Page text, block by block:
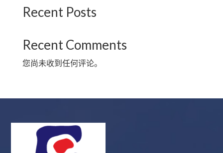
Recent Posts
Recent Comments
您尚未收到任何评论。